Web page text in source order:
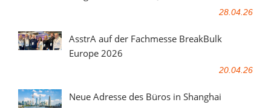
28.04.26
AsstrA auf der Fachmesse BreakBulk
Europe 2026
20.04.26
Neue Adresse des Büros in Shanghai